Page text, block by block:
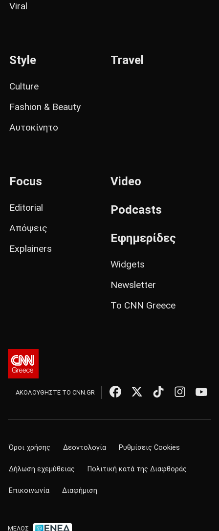
Viral
Style
Culture
Fashion & Beauty
Αυτοκίνητο
Travel
Focus
Editorial
Απόψεις
Explainers
Video
Podcasts
Εφημερίδες
Widgets
Newsletter
Το CNN Greece
ΑΚΟΛΟΥΘΗΣΤΕ ΤΟ CNN.GR
Όροι χρήσης Δεοντολογία Ρυθμίσεις Cookies
Δήλωση εχεμύθειας Πολιτική κατά της Διαφθοράς
Επικοινωνία Διαφήμιση
ΜΕΛΟΣ